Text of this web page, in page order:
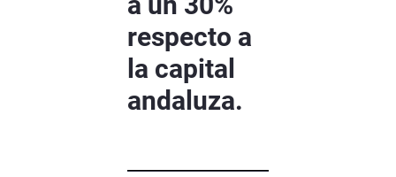
respecto a
la capital
andaluza.